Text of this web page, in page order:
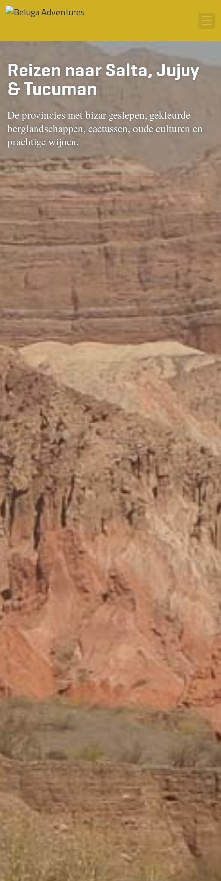
Ga naar inhoud
Reizen naar Salta, Jujuy
& Tucuman
De provincies met bizar geslepen, gekleurde
berglandschappen, cactussen, oude culturen en
prachtige wijnen.